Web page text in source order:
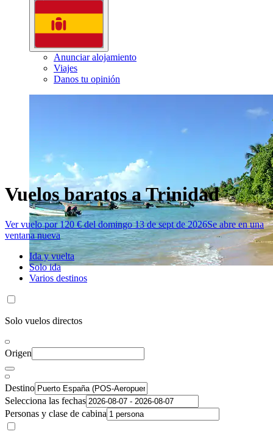
Anunciar alojamiento
Viajes
Danos tu opinión
Vuelos baratos a Trinidad
Ver vuelo por 120 € del domingo 13 de sept de 2026Se abre en una
ventana nueva
Ida y vuelta
Solo ida
Varios destinos
Solo vuelos directos
Origen
Destino
Selecciona las fechas
Personas y clase de cabina